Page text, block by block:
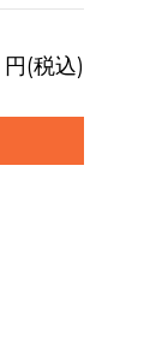
円(税込)